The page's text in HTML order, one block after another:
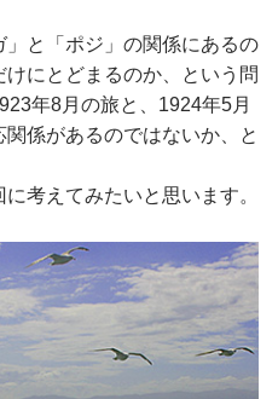
と「ポジ」の関係にあるの
にとどまるのか、という問
年8月の旅と、1924年5月
係があるのではないか、と
考えてみたいと思います。